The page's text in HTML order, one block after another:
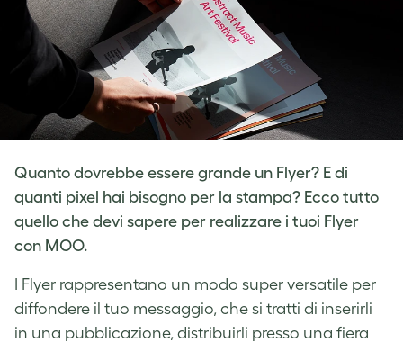
Quanto dovrebbe essere grande un Flyer? E di
quanti pixel hai bisogno per la stampa? Ecco tutto
quello che devi sapere per realizzare i tuoi Flyer
con MOO.
I Flyer rappresentano un modo super versatile per
diffondere il tuo messaggio, che si tratti di inserirli
in una pubblicazione, distribuirli presso una fiera